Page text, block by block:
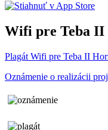
Wifi pre Teba II
Plagát Wifi pre Teba II
Oznámenie o realizácii